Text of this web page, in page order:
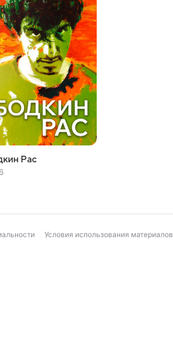
Рас
Условия использования материалов